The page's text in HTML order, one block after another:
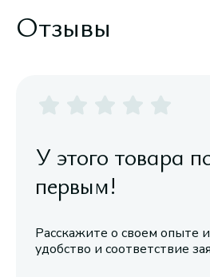
Отзывы
У этого товара
первым!
Расскажите о своем опыте
удобство и соответствие